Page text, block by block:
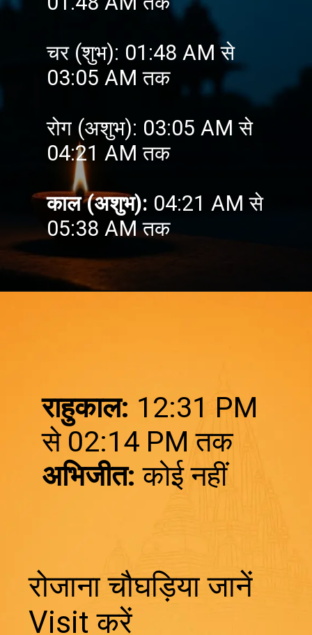
चर (शुभ): 01:48 AM से
03:05 AM तक
रोग (अशुभ): 03:05 AM से
04:21 AM तक
काल (अशुभ): 04:21 AM से
05:38 AM तक
राहुकाल: 12:31 PM
अभिजीत: कोई नहीं
रोजाना चौघड़िया जानें
Visit करें